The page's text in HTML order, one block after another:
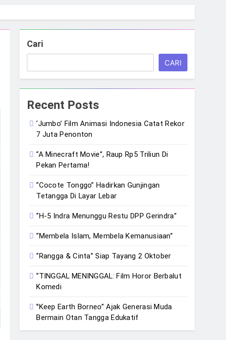
Cari
CARI
Recent Posts
‘Jumbo’ Film Animasi Indonesia Catat Rekor
7 Juta Penonton
“A Minecraft Movie”, Raup Rp5 Triliun Di
Pekan Pertama!
“Cocote Tonggo” Hadirkan Gunjingan
Tetangga Di Layar Lebar
“H-5 Indra Menunggu Restu DPP Gerindra”
“Membela Islam, Membela Kemanusiaan”
“Rangga & Cinta” Siap Tayang 2 Oktober
“TINGGAL MENINGGAL: Film Horor Berbalut
Komedi
‟Keep Earth Borneo” Ajak Generasi Muda
Bermain Otan Tangga Edukatif